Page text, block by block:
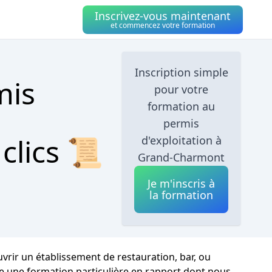
Inscrivez-vous maintenant
et commencez votre formation
📜
Inscription simple
pour votre
formation au
permis
d'exploitation à
Grand-Charmont
Je m'inscris à
la formation
un établissement de restauration, bar, ou